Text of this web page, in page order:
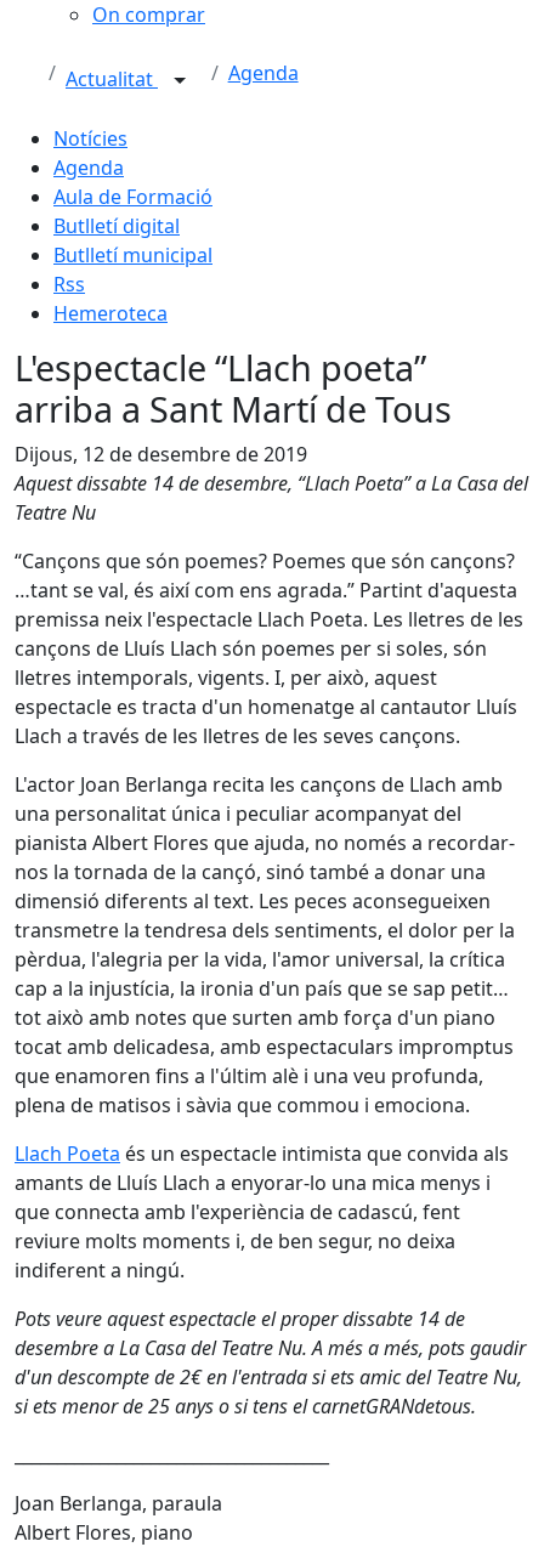
On comprar
Actualitat Agenda
Notícies
Agenda
Aula de Formació
Butlletí digital
Butlletí municipal
Rss
Hemeroteca
L'espectacle “Llach poeta”
arriba a Sant Martí de Tous
Dijous, 12 de desembre de 2019
Aquest dissabte 14 de desembre, “Llach Poeta” a La Casa del
Teatre Nu
“Cançons que són poemes? Poemes que són cançons?
…tant se val, és així com ens agrada.” Partint d'aquesta
premissa neix l'espectacle Llach Poeta. Les lletres de les
cançons de Lluís Llach són poemes per si soles, són
lletres intemporals, vigents. I, per això, aquest
espectacle es tracta d'un homenatge al cantautor Lluís
Llach a través de les lletres de les seves cançons.
L'actor Joan Berlanga recita les cançons de Llach amb
una personalitat única i peculiar acompanyat del
pianista Albert Flores que ajuda, no només a recordar-
nos la tornada de la cançó, sinó també a donar una
dimensió diferents al text. Les peces aconsegueixen
transmetre la tendresa dels sentiments, el dolor per la
pèrdua, l'alegria per la vida, l'amor universal, la crítica
cap a la injustícia, la ironia d'un país que se sap petit…
tot això amb notes que surten amb força d'un piano
tocat amb delicadesa, amb espectaculars impromptus
que enamoren fins a l'últim alè i una veu profunda,
plena de matisos i sàvia que commou i emociona.
Llach Poeta és un espectacle intimista que convida als
amants de Lluís Llach a enyorar-lo una mica menys i
que connecta amb l'experiència de cadascú, fent
reviure molts moments i, de ben segur, no deixa
indiferent a ningú.
Pots veure aquest espectacle el proper dissabte 14 de
desembre a La Casa del Teatre Nu. A més a més, pots gaudir
d'un descompte de 2€ en l'entrada si ets amic del Teatre Nu,
si ets menor de 25 anys o si tens el carnetGRANdetous.
Joan Berlanga, paraula
Albert Flores, piano